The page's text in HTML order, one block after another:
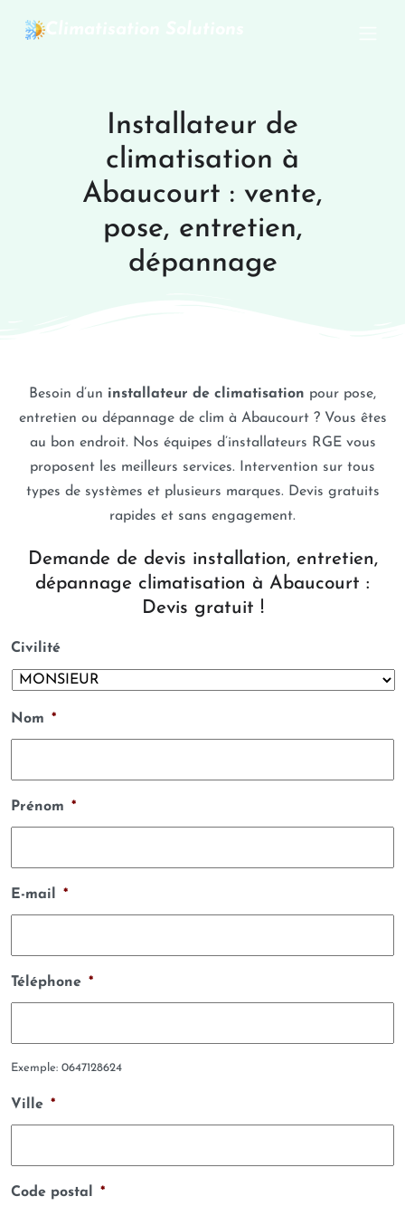
Installateur de
climatisation à
Abaucourt : vente,
pose, entretien,
dépannage
Besoin d’un installateur de climatisation pour pose,
entretien ou dépannage de clim à Abaucourt ? Vous êtes
au bon endroit. Nos équipes d’installateurs RGE vous
proposent les meilleurs services. Intervention sur tous
types de systèmes et plusieurs marques. Devis gratuits
rapides et sans engagement.
Demande de devis installation, entretien,
dépannage climatisation à Abaucourt :
Devis gratuit !
Civilité
Nom *
Prénom *
E-mail *
Téléphone *
Exemple: 0647128624
Ville *
Code postal *